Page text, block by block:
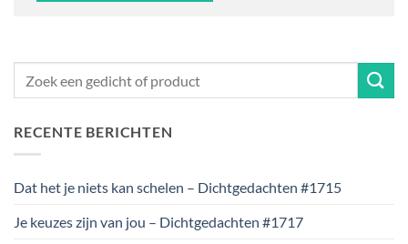
RECENTE BERICHTEN
Dat het je niets kan schelen – Dichtgedachten #1715
Je keuzes zijn van jou – Dichtgedachten #1717